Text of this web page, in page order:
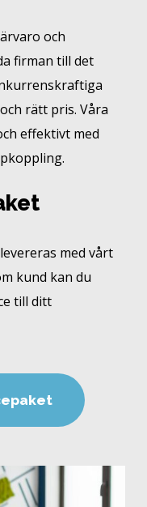
och
firman till det
rätt pris. Våra
effektivt med
med vårt
kund kan du
till ditt
epaket